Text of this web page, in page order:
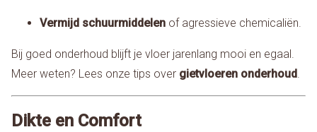
Vermijd schuurmiddelenof agressieve chemicaliën.
Bij goed onderhoud blijft je vloer jarenlang mooi en egaal.
Meer weten? Lees onze tips over gietvloeren onderhoud .
Dikte en Comfort